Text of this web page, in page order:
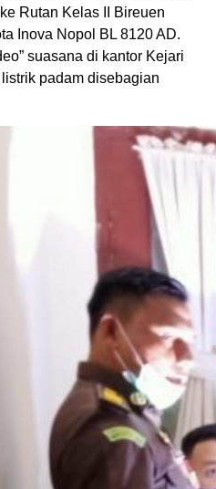
Rutan Kelas II Bireuen
Inova Nopol BL 8120 AD.
suasana di kantor Kejari
padam disebagian